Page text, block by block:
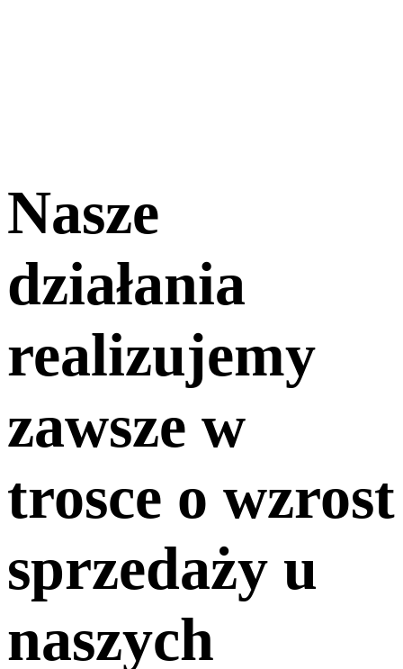
Nasze
działania
realizujemy
zawsze w
trosce o wzrost
sprzedaży u
naszych